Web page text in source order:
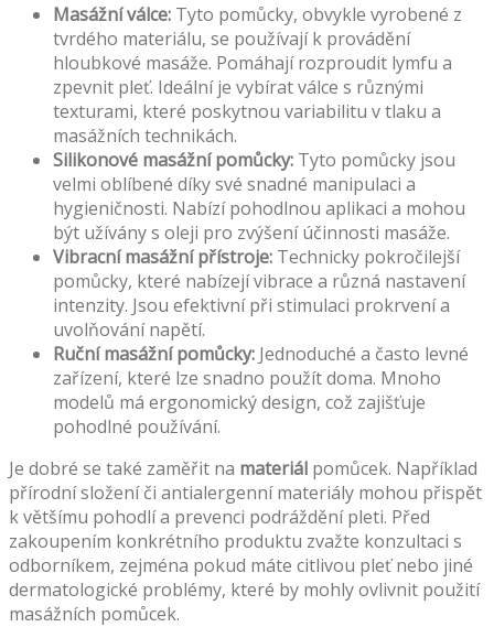
Masážní válce: Tyto pomůcky, obvykle vyrobené z
tvrdého materiálu, se používají k provádění
hloubkové masáže. Pomáhají rozproudit lymfu a
zpevnit pleť. Ideální je vybírat válce s různými
texturami, které poskytnou variabilitu v tlaku a
masážních technikách.
Silikonové masážní pomůcky: Tyto pomůcky jsou
velmi oblíbené díky své snadné manipulaci a
hygieničnosti. Nabízí pohodlnou aplikaci a mohou
být užívány s oleji pro zvýšení účinnosti masáže.
Vibracní masážní přístroje: Technicky pokročilejší
pomůcky, které nabízejí vibrace a různá nastavení
intenzity. Jsou efektivní při stimulaci prokrvení a
uvolňování napětí.
Ruční masážní pomůcky: Jednoduché a často levné
zařízení, které lze snadno použít doma. Mnoho
modelů má ergonomický design, což zajišťuje
pohodlné používání.
Je dobré se také zaměřit na materiál pomůcek. Například
přírodní složení či antialergenní materiály mohou přispět
k většímu pohodlí a prevenci podráždění pleti. Před
zakoupením konkrétního produktu zvažte konzultaci s
odborníkem, zejména pokud máte citlivou pleť nebo jiné
dermatologické problémy, které by mohly ovlivnit použití
masážních pomůcek.